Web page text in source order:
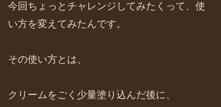
今回ちょっとチャレンジしてみたくって、使
い方を変えてみたんです。
その使い方とは、
クリームをごく少量塗り込んだ後に、